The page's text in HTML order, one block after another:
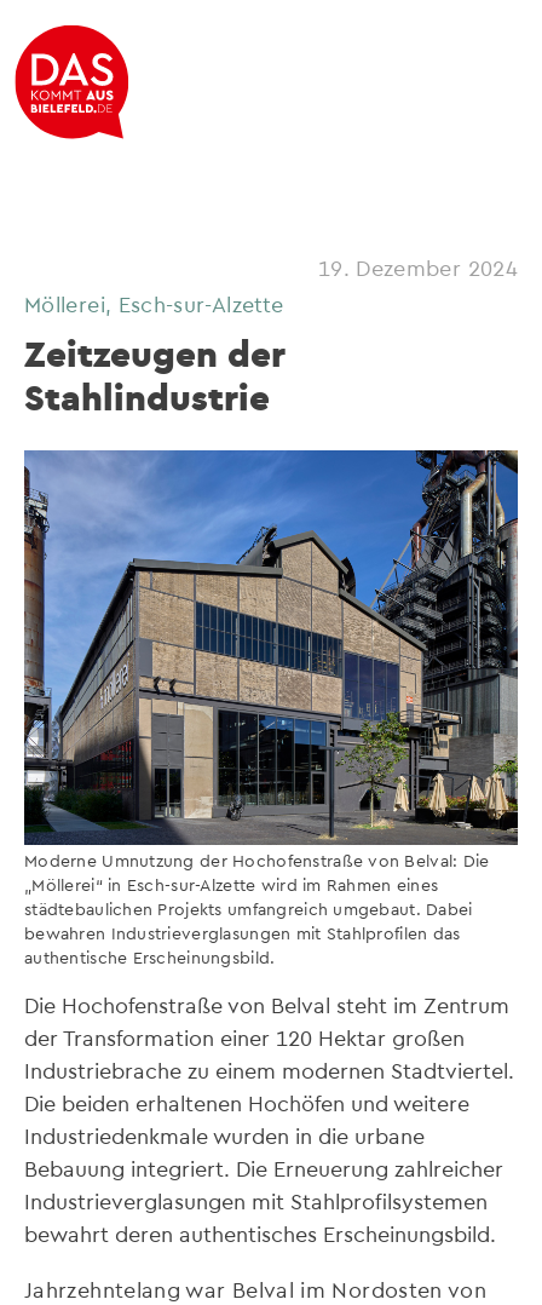
19. Dezember 2024
Möllerei, Esch-sur-Alzette
Zeitzeugen der
Stahlindustrie
Moderne Umnutzung der Hochofenstraße von Belval: Die
„Möllerei“ in Esch-sur-Alzette wird im Rahmen eines
städtebaulichen Projekts umfangreich umgebaut. Dabei
bewahren Industrieverglasungen mit Stahlprofilen das
authentische Erscheinungsbild.
Die Hochofenstraße von Belval steht im Zentrum
der Transformation einer 120 Hektar großen
Industriebrache zu einem modernen Stadtviertel.
Die beiden erhaltenen Hochöfen und weitere
Industriedenkmale wurden in die urbane
Bebauung integriert. Die Erneuerung zahlreicher
Industrieverglasungen mit Stahlprofilsystemen
bewahrt deren authentisches Erscheinungsbild.
Jahrzehntelang war Belval im Nordosten von